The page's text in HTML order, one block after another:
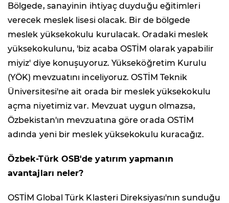
Bölgede, sanayinin ihtiyaç duyduğu eğitimleri
verecek meslek lisesi olacak. Bir de bölgede
meslek yüksekokulu kurulacak. Oradaki meslek
yüksekokulunu, 'biz acaba OSTİM olarak yapabilir
miyiz' diye konuşuyoruz. Yükseköğretim Kurulu
(YÖK) mevzuatını inceliyoruz. OSTİM Teknik
Üniversitesi'ne ait orada bir meslek yüksekokulu
açma niyetimiz var. Mevzuat uygun olmazsa,
Özbekistan'ın mevzuatına göre orada OSTİM
adında yeni bir meslek yüksekokulu kuracağız.
Özbek-Türk OSB'de yatırım yapmanın
avantajları neler?
OSTİM Global Türk Klasteri Direksiyası'nın sunduğu